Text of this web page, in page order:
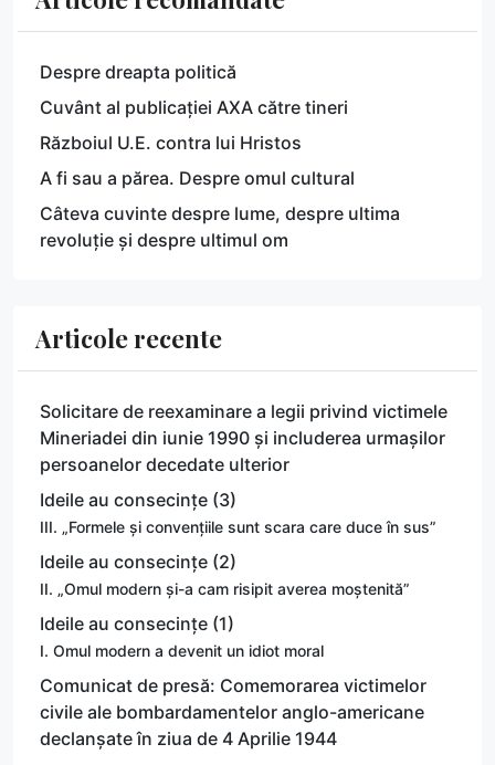
Despre dreapta politică
Cuvânt al publicației AXA către tineri
Războiul U.E. contra lui Hristos
A fi sau a părea. Despre omul cultural
Câteva cuvinte despre lume, despre ultima
revoluție și despre ultimul om
Articole recente
Solicitare de reexaminare a legii privind victimele
Mineriadei din iunie 1990 și includerea urmașilor
persoanelor decedate ulterior
Ideile au consecințe (3)
III. „Formele și convențiile sunt scara care duce în sus”
Ideile au consecințe (2)
II. „Omul modern și-a cam risipit averea moștenită”
Ideile au consecințe (1)
I. Omul modern a devenit un idiot moral
Comunicat de presă: Comemorarea victimelor
civile ale bombardamentelor anglo-americane
declanșate în ziua de 4 Aprilie 1944